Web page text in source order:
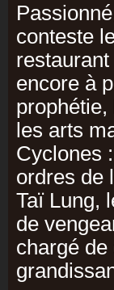
conteste
encore à
les arts
Cyclones
ordres de
Taï Lung,
de
chargé